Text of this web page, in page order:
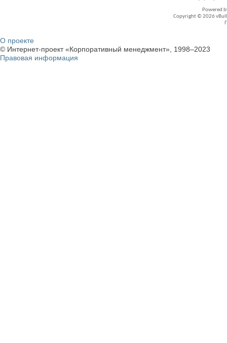
Powered
Copyright © 2026
О проекте
© Интернет-проект «Корпоративный менеджмент», 1998–2023
Правовая информация